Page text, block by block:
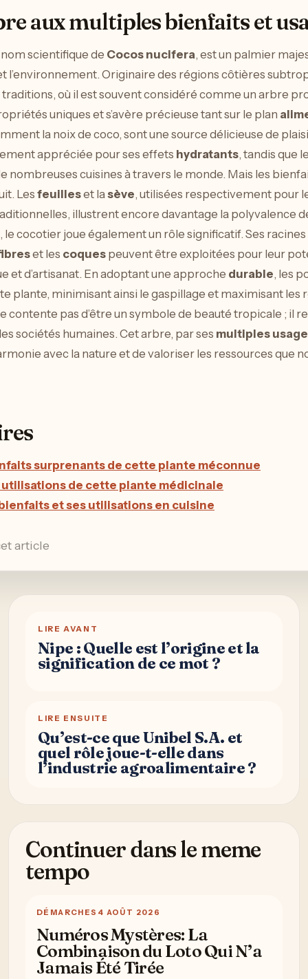
aux multiples bienfaits et
scientifique de Cocos nucifera, est un palmier
l’environnement. Originaire des régions côtières
où il est souvent considéré comme un arbre
uniques et s’avère précieuse tant sur le plan
la noix de coco, sont une source délicieuse de
appréciée pour ses effets hydratants, tandis que
nombreuses cuisines à travers le monde. Mais les
Les feuilleset lasève, utilisées respectivement pour
illustrent encore davantage la polyvalence
, le cocotier joue également un rôle significatif. Ses
et les coques peuvent être exploitées pour leur
et d’artisanat. En adoptant une approche durable, les
plante, minimisant ainsi le gaspillage et maximisant les
contente pas d’être un symbole de beauté tropicale ; il
sociétés humaines. Cet arbre, par ses multiples
avec la nature et de valoriser les ressources que
surprenants de cette plante méconnue
utilisations de cette plante médicinale
et ses utilisations en cuisine
article
LIRE AVANT
Nipe : Quelle est l’origine et la
signification de ce mot ?
LIRE ENSUITE
Qu’est-ce que Unibel S.A. et
quel rôle joue-t-elle dans
l’industrie agroalimentaire ?
Continuer dans le meme
tempo
DÉMARCHES 4 AOÛT 2026
Numéros Mystères: La
Combinaison du Loto Qui N’a
Jamais Été Tirée